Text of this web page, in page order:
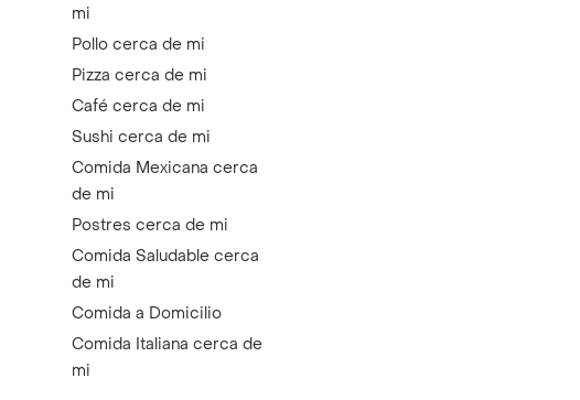
mi
Pollo cerca de mi
Pizza cerca de mi
Café cerca de mi
Sushi cerca de mi
Comida Mexicana cerca
de mi
Postres cerca de mi
Comida Saludable cerca
de mi
Comida a Domicilio
Comida Italiana cerca de
mi